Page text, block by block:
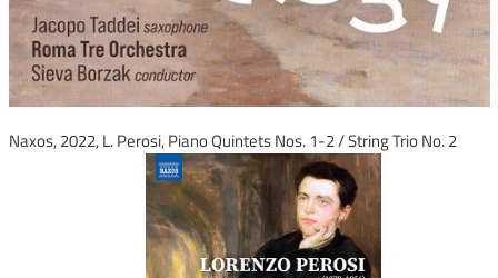
Naxos, 2022, L. Perosi, Piano Quintets Nos. 1-2 / String Trio No. 2